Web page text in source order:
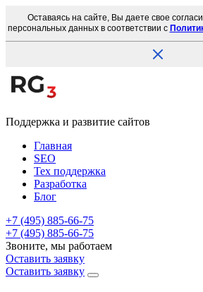
Оставаясь на сайте, Вы даете свое
персональных данных в соответствии с
Поддержка и развитие сайтов
Главная
SEO
Тех поддержка
Разработка
Блог
+7 (495) 885-66-75
+7 (495) 885-66-75
Звоните, мы работаем
Оставить заявку
Оставить заявку